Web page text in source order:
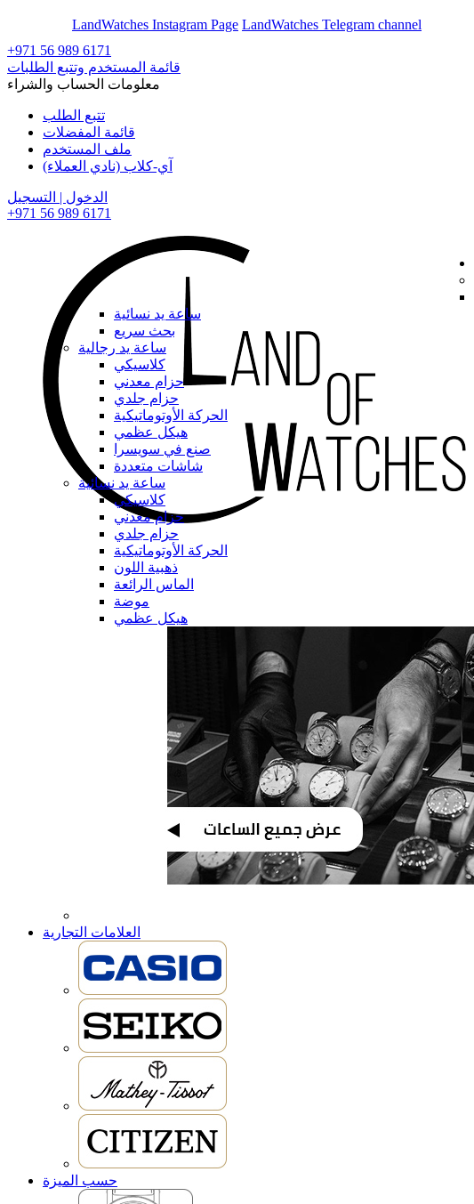
LandWatches Instagram Page LandWatches Telegram channel
+971 56 989 6171
قائمة المستخدم وتتبع الطلبات
معلومات الحساب والشراء
تتبع الطلب
قائمة المفضلات
ملف المستخدم
آي-كلاب (نادي العملاء)
الدخول | التسجيل
+971 56 989 6171
ساعة يد نسائية
بحث سريع
ساعة يد رجالية
كلاسيكي
حزام معدني
حزام جلدي
الحركة الأوتوماتيكية
هيكل عظمي
صنع في سويسرا
شاشات متعددة
ساعة يد نسائية
كلاسيكي
حزام معدني
حزام جلدي
الحركة الأوتوماتيكية
ذهبية اللون
الماس الرائعة
موضة
هيكل عظمي
العلامات التجارية
حسب الميزة